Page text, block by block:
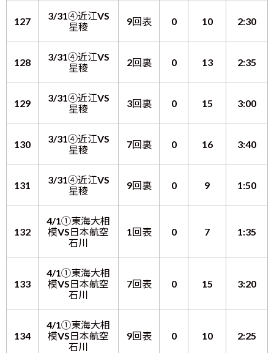
127
3/31④近江VS
星稜
9回表 0 10 2:30
128
3/31④近江VS
星稜
2回裏 0 13 2:35
129
3/31④近江VS
星稜
3回裏 0 15 3:00
130
3/31④近江VS
星稜
7回裏 0 16 3:40
131
3/31④近江VS
星稜
9回裏 0 9 1:50
132
4/1①東海大相
模VS日本航空
石川
1回表 0 7 1:35
133
4/1①東海大相
模VS日本航空
石川
7回表 0 15 3:20
134
4/1①東海大相
模VS日本航空
石川
9回表 0 10 2:25